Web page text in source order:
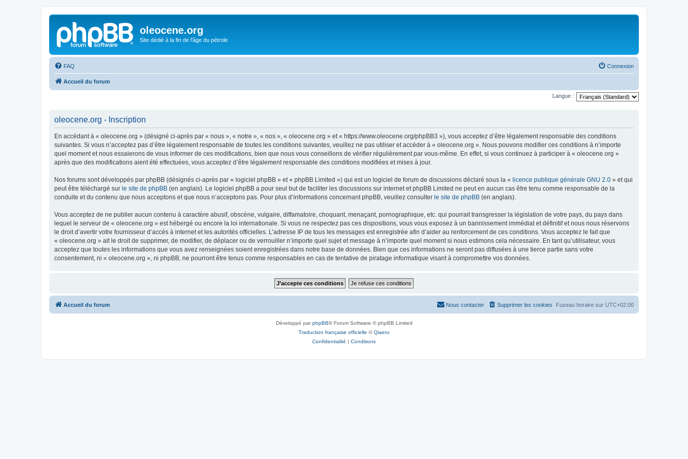
oleocene.org
Site dédié à la fin de l'âge du pétrole
FAQ Connexion
Accueil du forum
Langue :
oleocene.org - Inscription
En accédant à « oleocene.org » (désigné ci-après par « nous », « notre », « nos », « oleocene.org » et « https://www.oleocene.org/phpBB3 »), vous acceptez d’être légalement responsable des conditions
suivantes. Si vous n’acceptez pas d’être légalement responsable de toutes les conditions suivantes, veuillez ne pas utiliser et accéder à « oleocene.org ». Nous pouvons modifier ces conditions à n’importe
quel moment et nous essaierons de vous informer de ces modifications, bien que nous vous conseillons de vérifier régulièrement par vous-même. En effet, si vous continuez à participer à « oleocene.org »
après que des modifications aient été effectuées, vous acceptez d’être légalement responsable des conditions modifiées et mises à jour.
Nos forums sont développés par phpBB (désignés ci-après par « logiciel phpBB » et « phpBB Limited ») qui est un logiciel de forum de discussions déclaré sous la « licence publique générale GNU 2.0 » et qui
peut être téléchargé sur le site de phpBB (en anglais). Le logiciel phpBB a pour seul but de faciliter les discussions sur internet et phpBB Limited ne peut en aucun cas être tenu comme responsable de la
conduite et du contenu que nous acceptons et que nous n’acceptons pas. Pour plus d’informations concernant phpBB, veuillez consulter le site de phpBB (en anglais).
Vous acceptez de ne publier aucun contenu à caractère abusif, obscène, vulgaire, diffamatoire, choquant, menaçant, pornographique, etc. qui pourrait transgresser la législation de votre pays, du pays dans
lequel le serveur de « oleocene.org » est hébergé ou encore la loi internationale. Si vous ne respectez pas ces dispositions, vous vous exposez à un bannissement immédiat et définitif et nous nous réservons
le droit d’avertir votre fournisseur d’accès à internet et les autorités officielles. L’adresse IP de tous les messages est enregistrée afin d’aider au renforcement de ces conditions. Vous acceptez le fait que
« oleocene.org » ait le droit de supprimer, de modifier, de déplacer ou de verrouiller n’importe quel sujet et message à n’importe quel moment si nous estimons cela nécessaire. En tant qu’utilisateur, vous
acceptez que toutes les informations que vous avez renseignées soient enregistrées dans notre base de données. Bien que ces informations ne seront pas diffusées à une tierce partie sans votre
consentement, ni « oleocene.org », ni phpBB, ne pourront être tenus comme responsables en cas de tentative de piratage informatique visant à compromettre vos données.
Accueil du forum Fuseau horaire sur UTC+02:00
Supprimer les cookies
Nous contacter
Développé parphpBB® Forum Software © phpBB Limited
Traduction française officielle ©Qiaeru
Confidentialité | Conditions